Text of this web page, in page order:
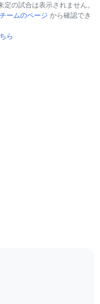
の試合は表示されません。
ームのページ から確認でき
ら